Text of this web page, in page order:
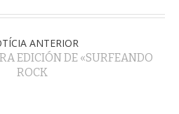
ANTERIOR
EDICIÓN DE «SURFEANDO
ROCK